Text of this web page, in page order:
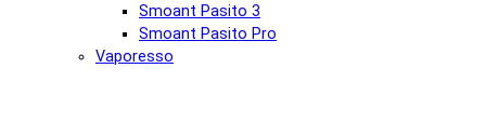
Smoant Pasito 3
Smoant Pasito Pro
Vaporesso